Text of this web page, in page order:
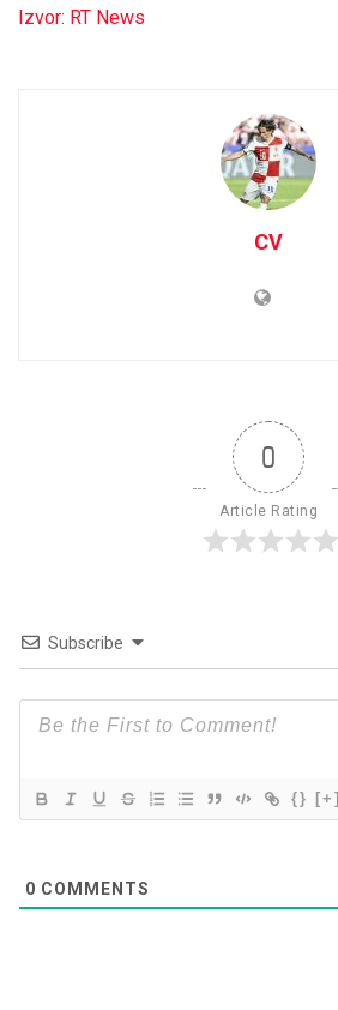
Izvor: RT News
CV
0
Article Rating
Subscribe
{} [+]
0 COMMENTS